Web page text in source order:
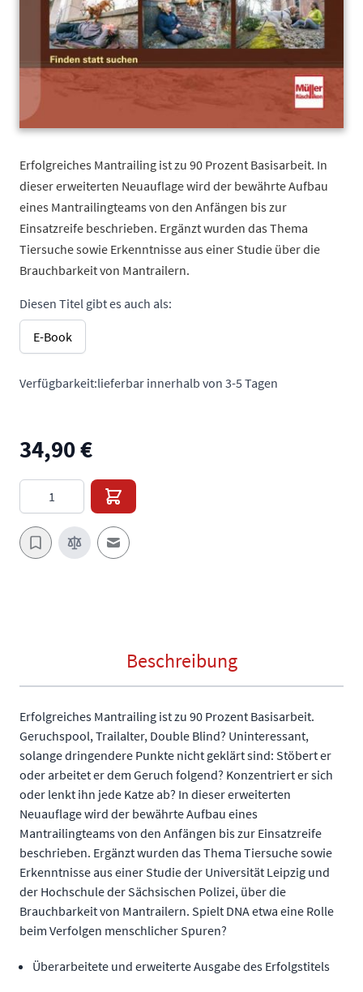
Erfolgreiches Mantrailing ist zu 90 Prozent Basisarbeit. In
dieser erweiterten Neuauflage wird der bewährte Aufbau
eines Mantrailingteams von den Anfängen bis zur
Einsatzreife beschrieben. Ergänzt wurden das Thema
Tiersuche sowie Erkenntnisse aus einer Studie über die
Brauchbarkeit von Mantrailern.
Diesen Titel gibt es auch als:
E-Book
Verfügbarkeit:lieferbar innerhalb von 3-5 Tagen
34,90 €
Menge
E-Mail an einen Freund
Beschreibung
Erfolgreiches Mantrailing ist zu 90 Prozent Basisarbeit.
Geruchspool, Trailalter, Double Blind? Uninteressant,
solange dringendere Punkte nicht geklärt sind: Stöbert er
oder arbeitet er dem Geruch folgend? Konzentriert er sich
oder lenkt ihn jede Katze ab? In dieser erweiterten
Neuauflage wird der bewährte Aufbau eines
Mantrailingteams von den Anfängen bis zur Einsatzreife
beschrieben. Ergänzt wurden das Thema Tiersuche sowie
Erkenntnisse aus einer Studie der Universität Leipzig und
der Hochschule der Sächsischen Polizei, über die
Brauchbarkeit von Mantrailern. Spielt DNA etwa eine Rolle
beim Verfolgen menschlicher Spuren?
Überarbeitete und erweiterte Ausgabe des Erfolgstitels